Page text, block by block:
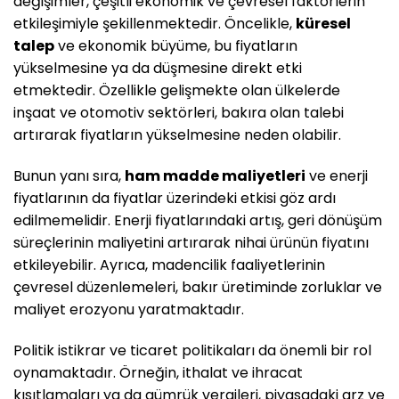
etkileşimiyle şekillenmektedir. Öncelikle, küresel
talepve ekonomik büyüme, bu fiyatların
yükselmesine ya da düşmesine direkt etki
etmektedir. Özellikle gelişmekte olan ülkelerde
inşaat ve otomotiv sektörleri, bakıra olan talebi
artırarak fiyatların yükselmesine neden olabilir.
Bunun yanı sıra, ham madde maliyetleri ve enerji
fiyatlarının da fiyatlar üzerindeki etkisi göz ardı
edilmemelidir. Enerji fiyatlarındaki artış, geri dönüşüm
süreçlerinin maliyetini artırarak nihai ürünün fiyatını
etkileyebilir. Ayrıca, madencilik faaliyetlerinin
çevresel düzenlemeleri, bakır üretiminde zorluklar ve
maliyet erozyonu yaratmaktadır.
Politik istikrar ve ticaret politikaları da önemli bir rol
oynamaktadır. Örneğin, ithalat ve ihracat
kısıtlamaları ya da gümrük vergileri, piyasadaki arz ve